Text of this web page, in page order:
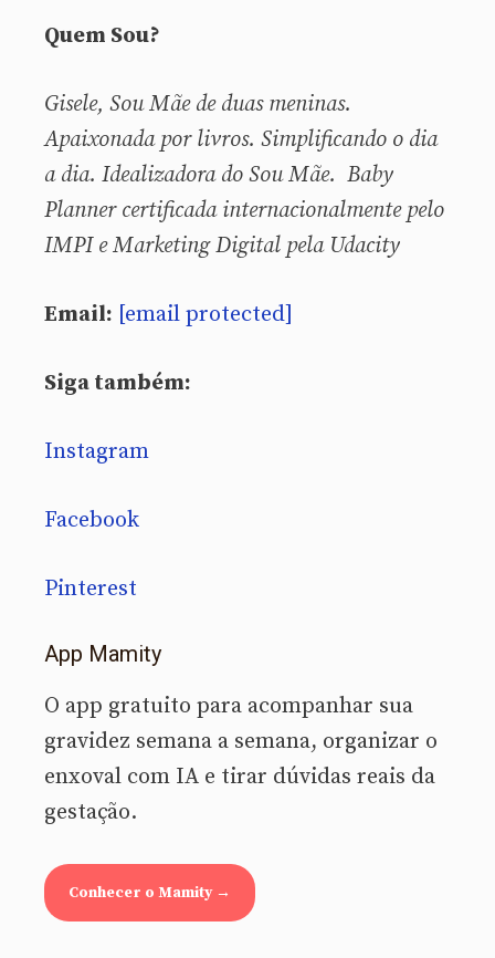
Quem Sou?
Gisele, Sou Mãe de duas meninas.
Apaixonada por livros. Simplificando o dia
a dia. Idealizadora do Sou Mãe. Baby
Planner certificada internacionalmente pelo
IMPI e Marketing Digital pela Udacity
Email: [email protected]
Siga também:
Instagram
Facebook
Pinterest
App Mamity
O app gratuito para acompanhar sua
gravidez semana a semana, organizar o
enxoval com IA e tirar dúvidas reais da
gestação.
Conhecer o Mamity →